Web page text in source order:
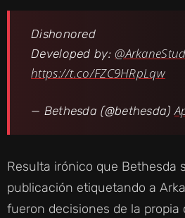
Dishonored
Developed by:
https://t.co/FZC9HRpLqw
— Bethesda (@bethesda)
Resulta irónico que Bethesda
publicación etiquetando a
fueron decisiones de la